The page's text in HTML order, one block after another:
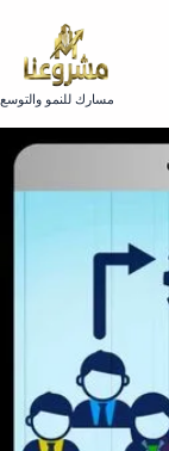
مسارك للنمو والتوسع